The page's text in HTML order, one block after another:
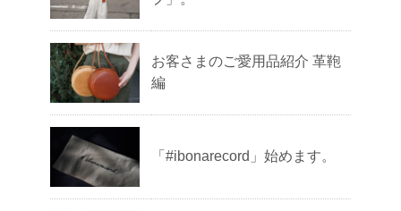
お客さまのご愛用品紹介 革鞄
編
「#ibonarecord」始めます。